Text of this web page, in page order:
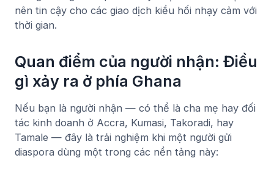
nên tin cậy cho các giao dịch kiều hối nhạy cảm với
thời gian.
Quan điểm của người nhận: Điều
gì xảy ra ở phía Ghana
Nếu bạn là người nhận — có thể là cha mẹ hay đối
tác kinh doanh ở Accra, Kumasi, Takoradi, hay
Tamale — đây là trải nghiệm khi một người gửi
diaspora dùng một trong các nền tảng này: